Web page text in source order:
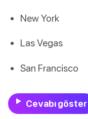
New York
Las Vegas
San Francisco
Cevabı göster